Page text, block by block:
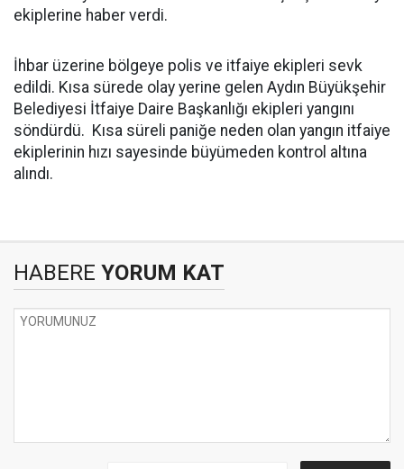
ekiplerine haber verdi.
İhbar üzerine bölgeye polis ve itfaiye ekipleri sevk
edildi. Kısa sürede olay yerine gelen Aydın Büyükşehir
Belediyesi İtfaiye Daire Başkanlığı ekipleri yangını
söndürdü. Kısa süreli paniğe neden olan yangın itfaiye
ekiplerinin hızı sayesinde büyümeden kontrol altına
alındı.
HABERE YORUM KAT